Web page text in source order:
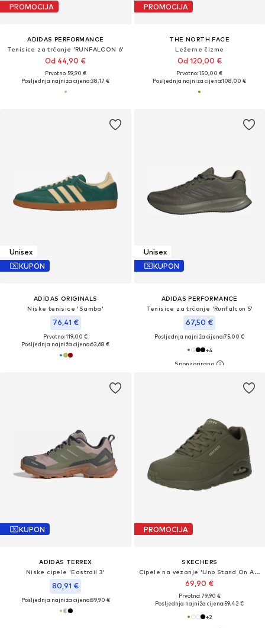
PROMOCIJA
ADIDAS PERFORMANCE
Tenisice za trčanje 'RUNFALCON 6'
Od 44,90 €
Prvotno: 59,90 €
Posljednja najniža cijena:38,17 €
PROMOCIJA
THE NORTH FACE
Ležerne čizme
Od 120,00 €
Prvotno: 150,00 €
Posljednja najniža cijena:108,00 €
Unisex
KUPON
ADIDAS ORIGINALS
Niske tenisice 'Samba'
76,41 €
Prvotno: 119,00 €
Posljednja najniža cijena:63,68 €
Unisex
KUPON
ADIDAS PERFORMANCE
Tenisice za trčanje 'Runfalcon 5'
67,50 €
Posljednja najniža cijena:75,00 €
+4
KUPON
ADIDAS TERREX
Niske cipele 'Eastrail 3'
80,91 €
Posljednja najniža cijena:89,90 €
PROMOCIJA
SKECHERS
Cipele na vezanje 'Uno Stand On Air'
69,90 €
Prvotno: 79,90 €
Posljednja najniža cijena:59,42 €
+2